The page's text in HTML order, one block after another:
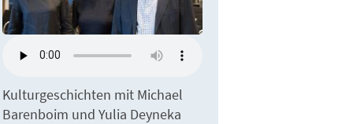
Kulturgeschichten mit Michael
Barenboim und Yulia Deyneka